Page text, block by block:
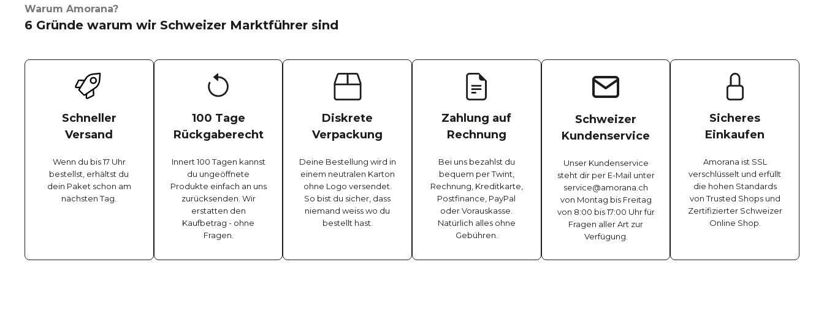
Warum Amorana?
6 Gründe warum wir Schweizer Marktführer sind
Schneller
Versand
Wenn du bis 17 Uhr
bestellst, erhältst du
dein Paket schon am
nächsten Tag.
100 Tage
Rückgaberecht
Innert 100 Tagen kannst
du ungeöffnete
Produkte einfach an uns
zurücksenden. Wir
erstatten den
Kaufbetrag - ohne
Fragen.
Diskrete
Verpackung
Deine Bestellung wird in
einem neutralen Karton
ohne Logo versendet.
So bist du sicher, dass
niemand weiss wo du
bestellt hast.
Zahlung auf
Rechnung
Bei uns bezahlst du
bequem per Twint,
Rechnung, Kreditkarte,
Postfinance, PayPal
oder Vorauskasse.
Natürlich alles ohne
Gebühren.
Schweizer
Kundenservice
Unser Kundenservice
steht dir per E-Mail unter
service@amorana.ch
von Montag bis Freitag
von 8:00 bis 17:00 Uhr für
Fragen aller Art zur
Verfügung.
Sicheres
Einkaufen
Amorana ist SSL
verschlüsselt und erfüllt
die hohen Standards
von Trusted Shops und
Zertifizierter Schweizer
Online Shop.